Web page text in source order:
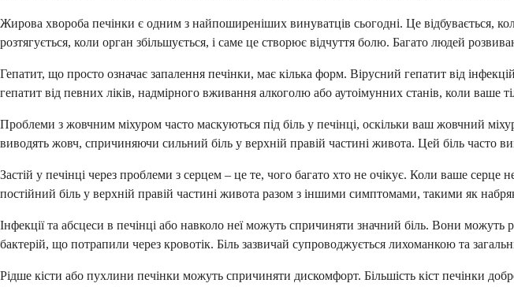
Жирова хвороба печінки є одним з найпоширеніших винуватців сьогодні. Це відбувається,
розтягується, коли орган збільшується, і саме це створює відчуття болю. Багато людей
Гепатит, що просто означає запалення печінки, має кілька форм. Вірусний гепатит від
гепатит від певних ліків, надмірного вживання алкоголю або аутоімунних станів, коли ваше
Проблеми з жовчним міхуром часто маскуються під біль у печінці, оскільки ваш жовчний
виводять жовч, спричиняючи сильний біль у верхній правій частині живота. Цей біль часто
Застій у печінці через проблеми з серцем – це те, чого багато хто не очікує. Коли ваше
постійний біль у верхній правій частині живота разом з іншими симптомами, такими як
Інфекції та абсцеси в печінці або навколо неї можуть спричиняти значний біль. Вони можуть
бактерій, що потрапили через кровотік. Біль зазвичай супроводжується лихоманкою та
Рідше кісти або пухлини печінки можуть спричиняти дискомфорт. Більшість кіст печінки